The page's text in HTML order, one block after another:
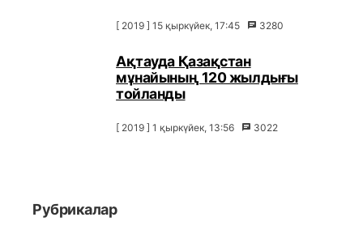
[ 2019 ] 15 қыркүйек, 17:45 3280
Ақтауда Қазақстан
мұнайының 120 жылдығы
тойланды
[ 2019 ] 1 қыркүйек, 13:56 3022
Рубрикалар